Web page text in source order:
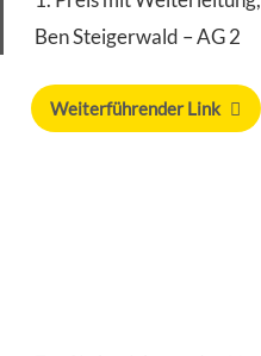
Ben Steigerwald – AG 2
Weiterführender Link